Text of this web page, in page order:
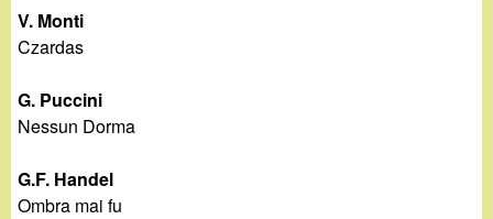
V. Monti
Czardas
G. Puccini
Nessun Dorma
G.F. Handel
Ombra mai fu